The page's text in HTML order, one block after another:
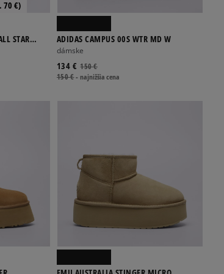
70 €)
STAR
ADIDAS CAMPUS 00S WTR MD W
dámske
150 €
134 €
150 €-najnižšia cena